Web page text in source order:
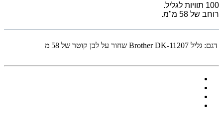
100 תוויות לגליל.
רוחב של 58 מ"מ.
דגם: גליל Brother DK-11207 שחור על לבן קוטר של 58 מ